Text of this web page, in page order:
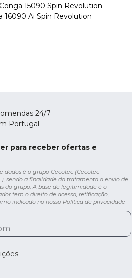
15090 Spin Revolution
16090 Ai Spin Revolution
24/7
Portugal
para receber ofertas e
dados é o grupo Cecotec (Cecotec
sendo a finalidade do tratamento o envio de
do grupo. A base de legitimidade é o
tem o direito de acesso, retificação,
indicado no nosso Política de privacidade